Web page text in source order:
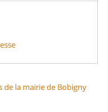
de la mairie de Bobigny